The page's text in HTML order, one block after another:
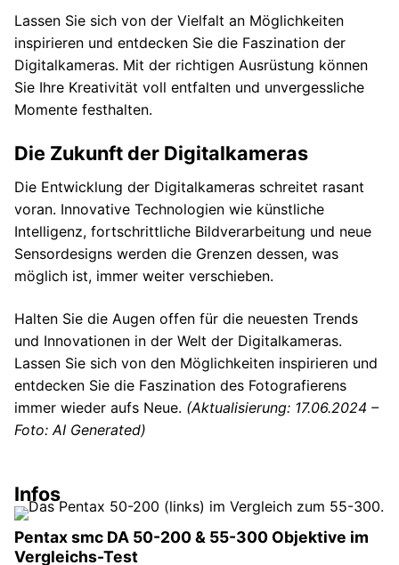
Lassen Sie sich von der Vielfalt an Möglichkeiten
inspirieren und entdecken Sie die Faszination der
Digitalkameras. Mit der richtigen Ausrüstung können
Sie Ihre Kreativität voll entfalten und unvergessliche
Momente festhalten.
Die Zukunft der Digitalkameras
Die Entwicklung der Digitalkameras schreitet rasant
voran. Innovative Technologien wie künstliche
Intelligenz, fortschrittliche Bildverarbeitung und neue
Sensordesigns werden die Grenzen dessen, was
möglich ist, immer weiter verschieben.
Halten Sie die Augen offen für die neuesten Trends
und Innovationen in der Welt der Digitalkameras.
Lassen Sie sich von den Möglichkeiten inspirieren und
entdecken Sie die Faszination des Fotografierens
immer wieder aufs Neue. (Aktualisierung: 17.06.2024 –
Foto: AI Generated)
Infos
Pentax smc DA 50-200 & 55-300 Objektive im
Vergleichs-Test